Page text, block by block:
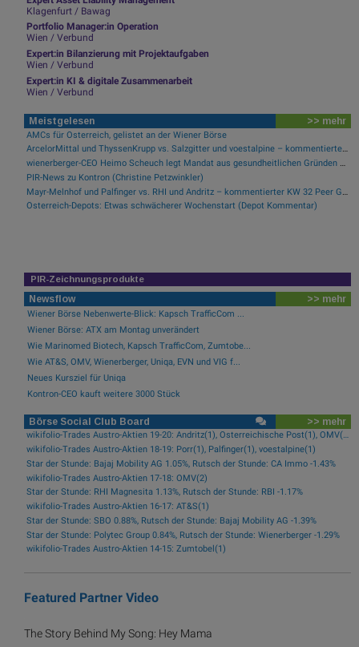
Klagenfurt / Bawag
Portfolio Manager:in Operation
Wien / Verbund
Expert:in Bilanzierung mit Projektaufgaben
Wien / Verbund
Expert:in KI & digitale Zusammenarbeit
Wien / Verbund
Meistgelesen >> mehr
AMCs für Österreich, gelistet an der Wiener Börse
ArcelorMittal und ThyssenKrupp vs. Salzgitter und voestalpine – kommentierter KW 32 Peer Group Watch Stahl
wienerberger-CEO Heimo Scheuch legt Mandat aus gesundheitlichen Gründen nieder
PIR-News zu Kontron (Christine Petzwinkler)
Mayr-Melnhof und Palfinger vs. RHI und Andritz – kommentierter KW 32 Peer Group Watch Zykliker Österreich
Österreich-Depots: Etwas schwächerer Wochenstart (Depot Kommentar)
PIR-Zeichnungsprodukte
Newsflow >> mehr
Wiener Börse Nebenwerte-Blick: Kapsch TrafficCom ...
Wiener Börse: ATX am Montag unverändert
Wie Marinomed Biotech, Kapsch TrafficCom, Zumtobe...
Wie AT&S, OMV, Wienerberger, Uniqa, EVN und VIG f...
Neues Kursziel für Uniqa
Kontron-CEO kauft weitere 3000 Stück
Börse Social Club Board >> mehr
wikifolio-Trades Austro-Aktien 19-20: Andritz(1), Österreichische Post(1), OMV(1), Uniqa(1)
wikifolio-Trades Austro-Aktien 18-19: Porr(1), Palfinger(1), voestalpine(1)
Star der Stunde: Bajaj Mobility AG 1.05%, Rutsch der Stunde: CA Immo -1.43%
wikifolio-Trades Austro-Aktien 17-18: OMV(2)
Star der Stunde: RHI Magnesita 1.13%, Rutsch der Stunde: RBI -1.17%
wikifolio-Trades Austro-Aktien 16-17: AT&S(1)
Star der Stunde: SBO 0.88%, Rutsch der Stunde: Bajaj Mobility AG -1.39%
Star der Stunde: Polytec Group 0.84%, Rutsch der Stunde: Wienerberger -1.29%
wikifolio-Trades Austro-Aktien 14-15: Zumtobel(1)
Featured Partner Video
The Story Behind My Song: Hey Mama